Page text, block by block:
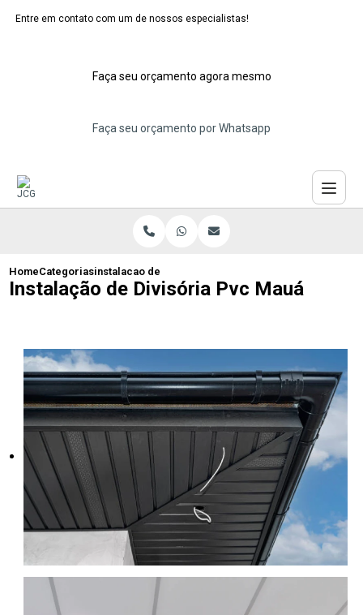
Entre em contato com um de nossos especialistas!
Faça seu orçamento agora mesmo
Faça seu orçamento por Whatsapp
HomeCategoriasinstalacao de divisoria pvc maua
Instalação de Divisória Pvc Mauá